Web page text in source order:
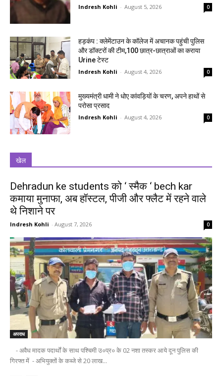
Indresh Kohli - August 5, 2026 0
हड़कंप : क्लेमेंटाउन के कॉलेज में अचानक पहुंची पुलिस
और डॉक्टरों की टीम,100 छात्र-छात्राओं का कराया
Urine टेस्ट
Indresh Kohli - August 4, 2026 0
मुख्यमंत्री धामी ने धोए कांवड़ियों के चरण, अपने हाथों से
परोसा प्रसाद
Indresh Kohli - August 4, 2026 0
खेल
Dehradun ke students को ‘ स्मैक ‘ bech kar
कमाया मुनाफा, अब हॉस्टल, पीजी और फ्लैट में रहने वाले
थे निशाने पर
Indresh Kohli - August 7, 2026 0
अपराध
- अवैध मादक पदार्थों के साथ पश्चिमी उ०प्र० के 02 नशा तस्कर आये दून पुलिस की
गिरफ्त में - अभियुक्तों के कब्जे से 20 लाख...